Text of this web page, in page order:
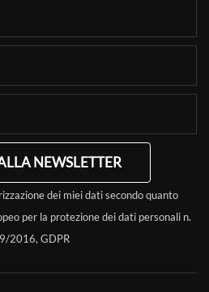
NEWSLETTER
dei miei dati secondo quanto
per la protezione dei dati personali n.
2016, GDPR